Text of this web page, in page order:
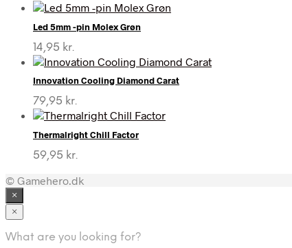
Led 5mm -pin Molex Grøn
14,95 kr.
Innovation Cooling Diamond Carat
79,95 kr.
Thermalright Chill Factor
59,95 kr.
© Gamehero.dk
×
×
What are you looking for?